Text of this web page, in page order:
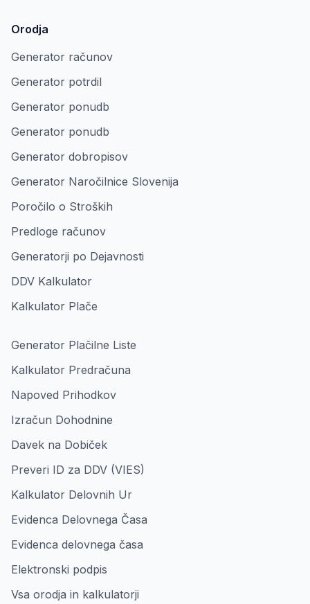
Orodja
Generator računov
Generator potrdil
Generator ponudb
Generator ponudb
Generator dobropisov
Generator Naročilnice Slovenija
Poročilo o Stroških
Predloge računov
Generatorji po Dejavnosti
DDV Kalkulator
Kalkulator Plače
Generator Plačilne Liste
Kalkulator Predračuna
Napoved Prihodkov
Izračun Dohodnine
Davek na Dobiček
Preveri ID za DDV (VIES)
Kalkulator Delovnih Ur
Evidenca Delovnega Časa
Evidenca delovnega časa
Elektronski podpis
Vsa orodja in kalkulatorji